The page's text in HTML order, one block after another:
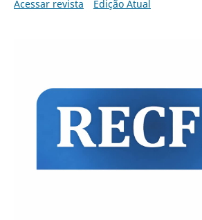
Acessar revista
Edição Atual